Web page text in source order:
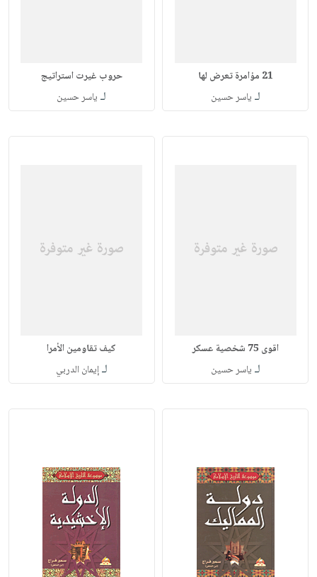
21 مؤامرة تعرض لها
لـ ياسر حسين
حروب غيرت استراتيج
لـ ياسر حسين
اقوى 75 شخصية عسكر
لـ ياسر حسين
كيف تقاومين الأمرا
لـإيمان الدربي